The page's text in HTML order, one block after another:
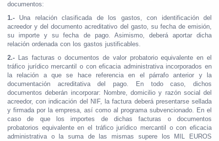
documentos:
1.- Una relación clasificada de los gastos, con identificación del
acreedor y del documento acreditativo del gasto, su fecha de emisión,
su importe y su fecha de pago. Asimismo, deberá aportar dicha
relación ordenada con los gastos justificables.
2.- Las facturas o documentos de valor probatorio equivalente en el
tráfico jurídico mercantil o con eficacia administrativa incorporados en
la relación a que se hace referencia en el párrafo anterior y la
documentación acreditativa del pago. En todo caso, dichos
documentos deberán incorporar: Nombre, domicilio y razón social del
acreedor, con indicación del NIF, la factura deberá presentarse sellada
y firmada por la empresa, así como al programa subvencionado. En el
caso de que los importes de dichas facturas o documentos
probatorios equivalente en el tráfico jurídico mercantil o con eficacia
administrativa o la suma de las mismas supere los MIL EUROS